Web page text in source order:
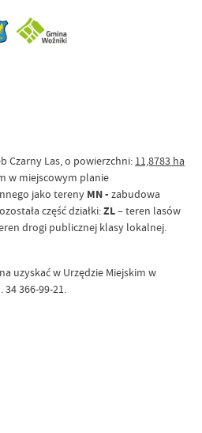
Czarny Las, o powierzchni: 11,8783 ha
w miejscowym planie
jako tereny MN - zabudowa
część działki:ZL– teren lasów
drogi publicznej klasy lokalnej.
uzyskać w Urzędzie Miejskim w
366-99-21.